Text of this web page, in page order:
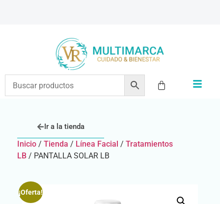
Ir a la tienda
Inicio / Tienda / Línea Facial / Tratamientos
LB / PANTALLA SOLAR LB
¡Oferta!